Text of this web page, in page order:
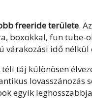
freeride területe.
boxokkal, fun tube-
várakozási idő
táj különösen
lovasszánozás
egyik